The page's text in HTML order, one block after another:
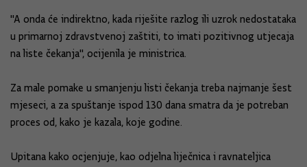
"A onda će indirektno, kada riješite razlog ili uzrok nedostataka
u primarnoj zdravstvenoj zaštiti, to imati pozitivnog utjecaja
na liste čekanja", ocijenila je ministrica.
Za male pomake u smanjenju listi čekanja treba najmanje šest
mjeseci, a za spuštanje ispod 130 dana smatra da je potreban
proces od, kako je kazala, koje godine.
Upitana kako ocjenjuje, kao odjelna liječnica i ravnateljica